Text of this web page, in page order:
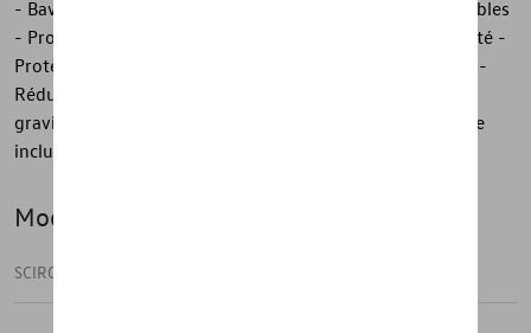
- Bavettes avant Volkswagen d'origine - Durables - Durables
- Protègent contre les rayures - Protègent contre la saleté -
Protègent le soubassement, les bas de caisse et la porte -
Réduisent les éclaboussures - Minimisent l'impact des
gravillons - 1 jeu = 2 pièces, avant - Matériel de montage
inclus
Modèle(s)
SCIROCCO